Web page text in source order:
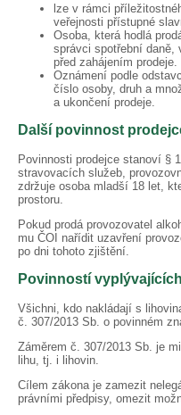
lze v rámci
veřejnosti přístupné
Osoba, která hodlá
správci spotřební daně,
před zahájením prodeje.
Oznámení podle
číslo osoby, druh a
a ukončení prodeje.
Další povinnost
Povinnosti prodejce stanoví §
stravovacích služeb,
zdržuje osoba mladší 18 let,
prostoru.
Pokud prodá provozovatel
mu ČOI nařídit uzavření
po dni tohoto zjištění.
Povinností
Všichni, kdo nakládají s
č. 307/2013 Sb. o povinném
Záměrem č. 307/2013 Sb. je
lihu, tj. i lihovin.
Cílem zákona je zamezit
právními předpisy, omezit